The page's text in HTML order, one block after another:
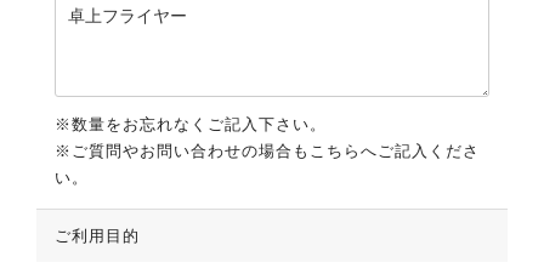
※数量をお忘れなくご記入下さい。
※ご質問やお問い合わせの場合もこちらへご記入くださ
い。
ご利用目的